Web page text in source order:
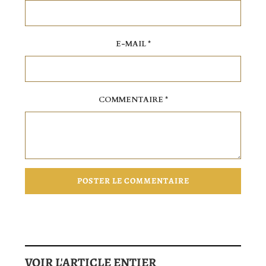
E-MAIL *
COMMENTAIRE *
VOIR L'ARTICLE ENTIER